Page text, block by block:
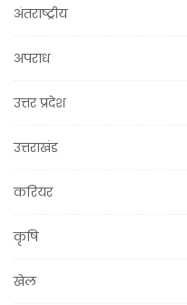
अंतराष्ट्रीय
अपराध
उत्तर प्रदेश
उत्तराखंड
करियर
कृषि
खेल